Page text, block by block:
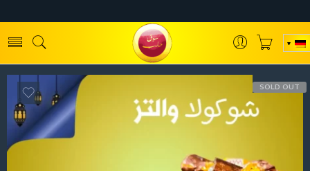
SOLD OUT